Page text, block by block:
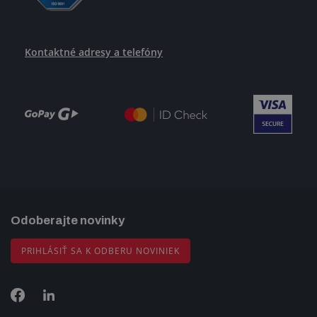
Kontaktné adresy a telefóny
Odoberajte novinky
PRIHLÁSIŤ SA K ODBERU NOVINIEK